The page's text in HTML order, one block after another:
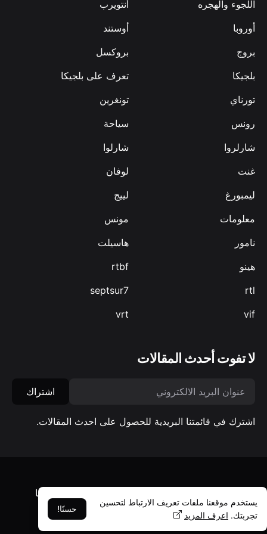
اللجوء والهجره
أنتويرب
أوروبا
أوستند
بروج
بروكسل
بلجيكا
تعرف على بلجيكا
تورناي
تونغرين
رونس
سياحة
شارلروا
شارلوا
غنت
لوفان
ليمبورغ
لييج
معلومات
مونس
نامور
هاسيلت
هينو
rtbf
rtl
septsur7
vif
vrt
لا تفوت أحدث المقالات
اشتراك
اشترك في قائمتنا البريدية للحصول على احدث المقالات.
© جميع الحقوق محفوظة، بلجيكا بالعربي
اتصل بنا
يستخدم موقعنا ملفات تعريف الارتباط لتحسين
تجربتك. اعرف المزيد
حسنًا!